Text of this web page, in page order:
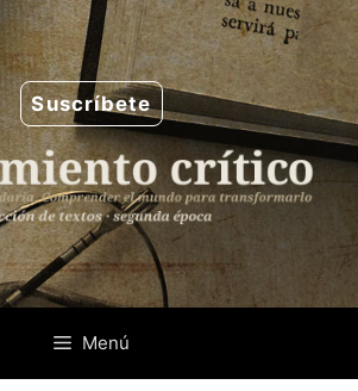
Suscríbete
Menú